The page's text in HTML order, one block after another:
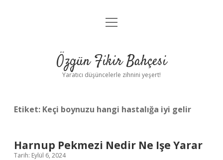
Anasayfa
Yasal Uyarı
menüyü
Özgün Fikir Bahçesi
Yaratıcı düşüncelerle zihnini yeşert!
Etiket: Keçi boynuzu hangi hastalığa iyi gelir
Harnup Pekmezi Nedir Ne Işe Yarar
Tarih: Eylül 6, 2024